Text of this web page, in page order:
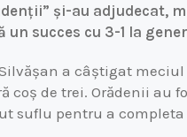
și-au
un succes cu 3-1 la
a câștigat
coș de trei. Orădenii au
suflu pentru a completa